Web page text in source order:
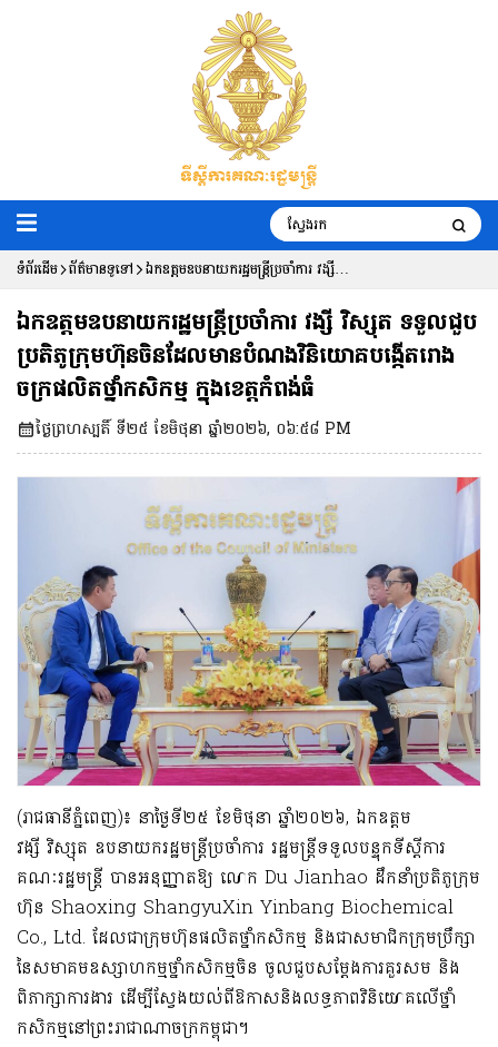
ទំព័រដើម ព័ត៌មានទូទៅ ឯកឧត្តមឧបនាយករដ្ឋមន្ត្រីប្រចាំការ វង្សី
វិស្សុត ទទួលជួបប្រតិភូក្រុមហ៊ុនចិនដែលមាន
បំណងវិនិយោគបង្កើតរោងចក្រផលិតថ្នាំ
កសិកម្ម ក្នុងខេត្តកំពង់ធំ
ឯកឧត្តមឧបនាយករដ្ឋមន្ត្រីប្រចាំការ វង្សី វិស្សុត ទទួលជួប
ប្រតិភូក្រុមហ៊ុនចិនដែលមានបំណងវិនិយោគបង្កើតរោង
ចក្រផលិតថ្នាំកសិកម្ម ក្នុងខេត្តកំពង់ធំ
ថ្ងៃព្រហស្បតិ៍ ទី២៥ ខែមិថុនា ឆ្នាំ២០២៦, ០៦:៥៨ PM
(រាជធានីភ្នំពេញ)៖ នាថ្ងៃទី២៥ ខែមិថុនា ឆ្នាំ២០២៦, ឯកឧត្ដម
វង្សី វិស្សុត ឧបនាយករដ្ឋមន្ត្រីប្រចាំការ រដ្ឋមន្ត្រីទទួលបន្ទុកទីស្ដីការ
គណៈរដ្ឋមន្ត្រី បានអនុញ្ញាតឱ្យ លោក Du Jianhao ដឹកនាំប្រតិភូក្រុម
ហ៊ុន Shaoxing ShangyuXin Yinbang Biochemical
Co., Ltd. ដែលជាក្រុមហ៊ុនផលិតថ្នាំកសិកម្ម និងជាសមាជិកក្រុមប្រឹក្សា
នៃសមាគមឧស្សាហកម្មថ្នាំកសិកម្មចិន ចូលជួបសម្តែងការគួរសម និង
ពិភាក្សាការងារ ដើម្បីស្វែងយល់ពីឱកាសនិងលទ្ធភាពវិនិយោគលើថ្នាំ
កសិកម្មនៅព្រះរាជាណាចក្រកម្ពុជា។